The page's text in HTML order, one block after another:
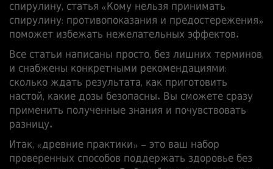
спирулину, статья «Кому нельзя принимать
спирулину: противопоказания и предостережения»
поможет избежать нежелательных эффектов.
Все статьи написаны просто, без лишних терминов,
и снабжены конкретными рекомендациями:
сколько ждать результата, как приготовить
настой, какие дозы безопасны. Вы сможете сразу
применить полученные знания и почувствовать
разницу.
Итак, «древние практики» – это ваш набор
проверенных способов поддержать здоровье без